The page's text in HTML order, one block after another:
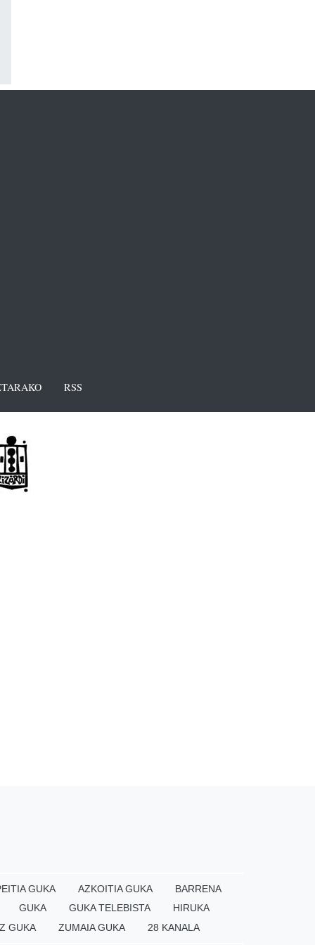
RSS
GUKA AZKOITIA GUKA
BARRENA
GUKA GUKA TELEBISTA
HIRUKA
GUKA ZUMAIA GUKA 28 KANALA